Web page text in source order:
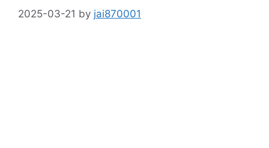
2025-03-21 by jai870001